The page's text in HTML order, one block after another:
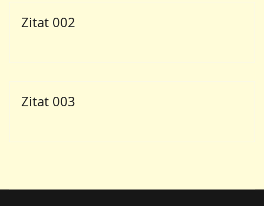
Zitat 002
Zitat 003